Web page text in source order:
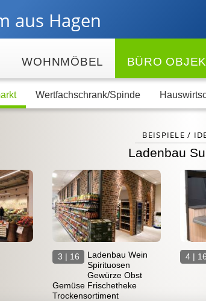
aus Hagen
WOHNMÖBEL BÜRO
Wertfachschrank/Spinde
BEISPIELE /
Ladenbau
3 | 16
Ladenbau Wein
Spirituosen
Gewürze Obst
Gemüse Frischetheke
Trockensortiment
4 | 16